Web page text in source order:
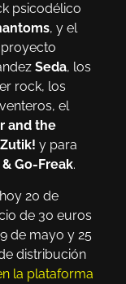
psicodélico
, y el
proyecto
Seda, los
rock, los
el
and the
Zutik! y para
Go-Freak.
20 de
de 30 euros
de mayo y 25
distribución
la plataforma